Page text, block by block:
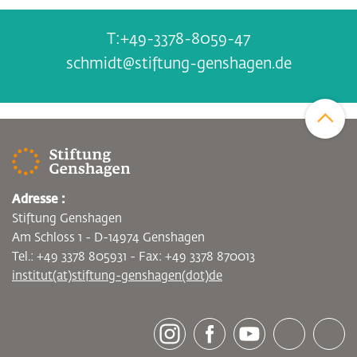
+49-3378-8059-47
schmidt@stiftung-genshagen.de
Zum
[socialLinksTitle]
Adresse :
Stiftung Genshagen
Am Schloss 1 - D-14974 Genshagen
Tel.: +49 3378 805931 - Fax: +49 3378 870013
institut(at)stiftung-genshagen(dot)de